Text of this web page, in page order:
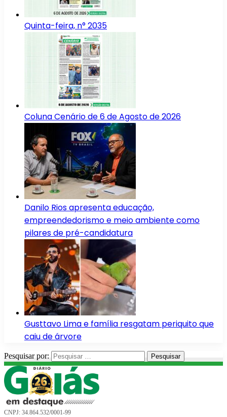
Quinta-feira, n° 2035
Coluna Cenário de 6 de Agosto de 2026
Danilo Rios apresenta educação,
empreendedorismo e meio ambiente como
pilares de pré-candidatura
Gusttavo Lima e família resgatam periquito que
caiu de árvore
Pesquisar por:
CNPJ: 34.864.532/0001-99